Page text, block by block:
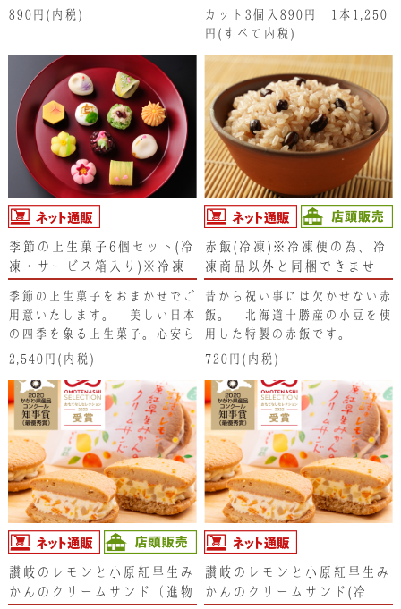
仕上がります。そのサトウキビ
わりと焼き上げ、丹波大納言の
鹿の子豆入りの生クリームをた
っぷりと巻いています。シンプ
ルなだけに素材の味わいやハー
モニーが十分にお楽しみいただ
けます。サトウキビの素朴で優
しい「コク」をどうぞご堪能く
ださい。
890円(内税)
仕上がります。そのサトウキビ
の蜜をたっぷり含んだ「白下
わりと焼き上げ、丹波大納言の
鹿の子豆入りの生クリームをた
っぷりと巻いています。シンプ
ルなだけに素材の味わいやハー
モニーが十分にお楽しみいただ
けます。サトウキビの素朴で優
しい「コク」をどうぞご堪能く
ださい。
カット3個入890円 1本1,250
円(すべて内税)
季節の上生菓子6個セット(冷
凍・サービス箱入り)※冷凍
できません。
季節の上生菓子をおまかせでご
用意いたします。 美しい日本
の四季を象る上生菓子。心安ら
ぐひとときやお抹茶と一緒にど
2,540円(内税)
赤飯(冷凍)※冷凍便の為、冷
凍商品以外と同梱できませ
昔から祝い事には欠かせない赤
飯。 北海道十勝産の小豆を使
用した特製の赤飯です。
720円(内税)
讃岐のレモンと小原紅早生み
かんのクリームサンド（進物
讃岐のレモンと小原紅早生み
かんのクリームサンド(冷